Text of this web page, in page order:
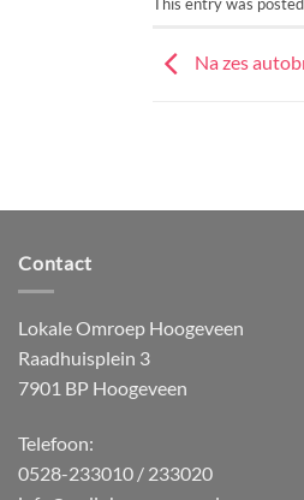
Na zes
Contact
Lokale Omroep Hoogeveen
Raadhuisplein 3
7901 BP Hoogeveen
Telefoon:
0528-233010 / 233020